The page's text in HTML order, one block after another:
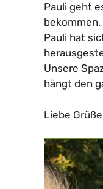
Pauli geht
Pauli hat
Unsere
hängt den
Liebe Grüße